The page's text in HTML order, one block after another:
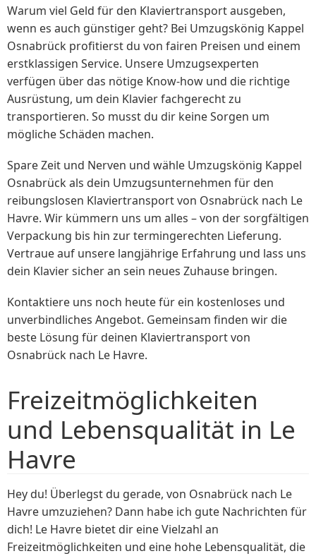
Warum viel Geld für den Klaviertransport ausgeben,
wenn es auch günstiger geht? Bei Umzugskönig Kappel
Osnabrück profitierst du von fairen Preisen und einem
erstklassigen Service. Unsere Umzugsexperten
verfügen über das nötige Know-how und die richtige
Ausrüstung, um dein Klavier fachgerecht zu
transportieren. So musst du dir keine Sorgen um
mögliche Schäden machen.
Spare Zeit und Nerven und wähle Umzugskönig Kappel
Osnabrück als dein Umzugsunternehmen für den
reibungslosen Klaviertransport von Osnabrück nach Le
Havre. Wir kümmern uns um alles – von der sorgfältigen
Verpackung bis hin zur termingerechten Lieferung.
Vertraue auf unsere langjährige Erfahrung und lass uns
dein Klavier sicher an sein neues Zuhause bringen.
Kontaktiere uns noch heute für ein kostenloses und
unverbindliches Angebot. Gemeinsam finden wir die
beste Lösung für deinen Klaviertransport von
Osnabrück nach Le Havre.
Freizeitmöglichkeiten
und Lebensqualität in Le
Havre
Hey du! Überlegst du gerade, von Osnabrück nach Le
Havre umzuziehen? Dann habe ich gute Nachrichten für
dich! Le Havre bietet dir eine Vielzahl an
Freizeitmöglichkeiten und eine hohe Lebensqualität, die